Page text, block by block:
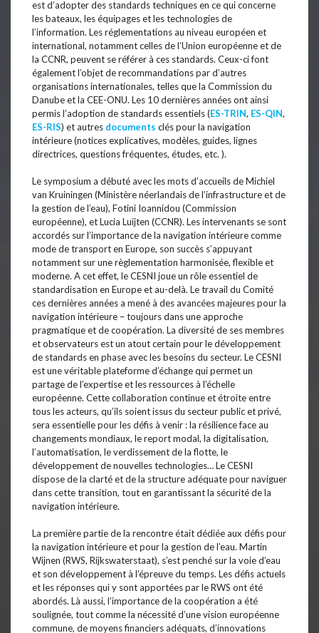
est d’adopter des standards techniques en ce qui concerne
les bateaux, les équipages et les technologies de
l’information. Les réglementations au niveau européen et
international, notamment celles de l’Union européenne et de
la CCNR, peuvent se référer à ces standards. Ceux-ci font
également l’objet de recommandations par d’autres
organisations internationales, telles que la Commission du
Danube et la CEE-ONU. Les 10 dernières années ont ainsi
permis l’adoption de standards essentiels (ES-TRIN, ES-QIN,
ES-RIS) et autres documents clés pour la navigation
intérieure (notices explicatives, modèles, guides, lignes
directrices, questions fréquentes, études, etc. ).
Le symposium a débuté avec les mots d’accueils de Michiel
van Kruiningen (Ministère néerlandais de l’infrastructure et de
la gestion de l’eau), Fotini Ioannidou (Commission
européenne), et Lucia Luijten (CCNR). Les intervenants se sont
accordés sur l’importance de la navigation intérieure comme
mode de transport en Europe, son succès s’appuyant
notamment sur une règlementation harmonisée, flexible et
moderne. A cet effet, le CESNI joue un rôle essentiel de
standardisation en Europe et au-delà. Le travail du Comité
ces dernières années a mené à des avancées majeures pour la
navigation intérieure – toujours dans une approche
pragmatique et de coopération. La diversité de ses membres
et observateurs est un atout certain pour le développement
de standards en phase avec les besoins du secteur. Le CESNI
est une véritable plateforme d’échange qui permet un
partage de l’expertise et les ressources à l’échelle
européenne. Cette collaboration continue et étroite entre
tous les acteurs, qu’ils soient issus du secteur public et privé,
sera essentielle pour les défis à venir : la résilience face au
changements mondiaux, le report modal, la digitalisation,
l’automatisation, le verdissement de la flotte, le
développement de nouvelles technologies… Le CESNI
dispose de la clarté et de la structure adéquate pour naviguer
dans cette transition, tout en garantissant la sécurité de la
navigation intérieure.
La première partie de la rencontre était dédiée aux défis pour
la navigation intérieure et pour la gestion de l’eau. Martin
Wijnen (RWS, Rijkswaterstaat), s’est penché sur la voie d’eau
et son développement à l’épreuve du temps. Les défis actuels
et les réponses qui y sont apportées par le RWS ont été
abordés. Là aussi, l’importance de la coopération a été
soulignée, tout comme la nécessité d’une vision européenne
commune, de moyens financiers adéquats, d’innovations